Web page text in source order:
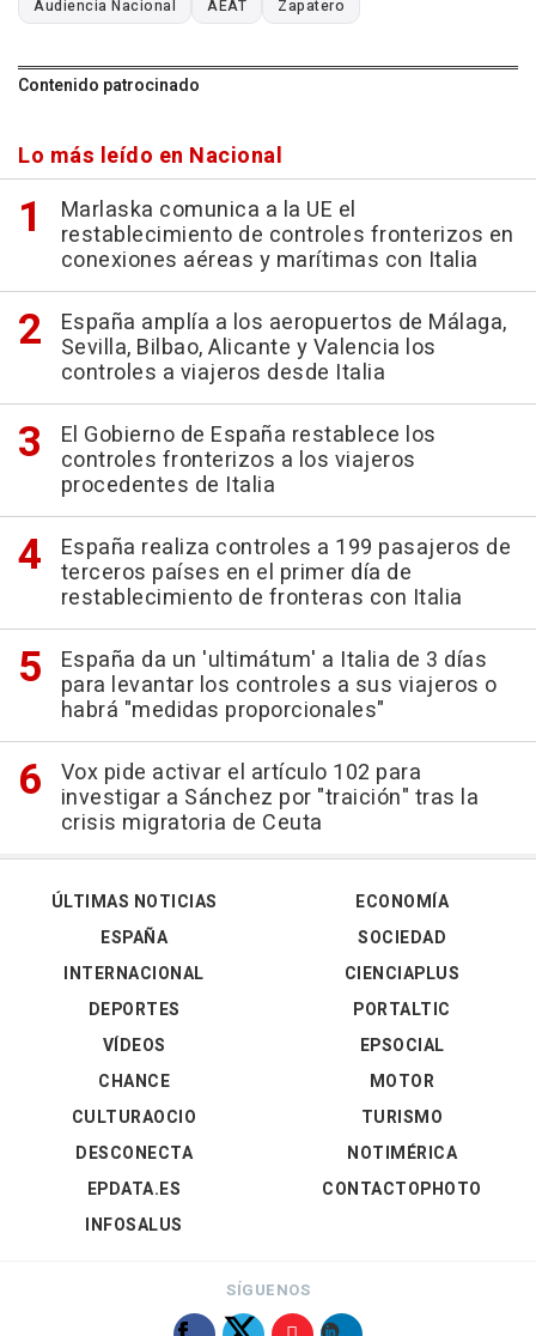
Audiencia Nacional AEAT Zapatero
Contenido patrocinado
Lo más leído en Nacional
Marlaska comunica a la UE el
restablecimiento de controles fronterizos en
conexiones aéreas y marítimas con Italia
España amplía a los aeropuertos de Málaga,
Sevilla, Bilbao, Alicante y Valencia los
controles a viajeros desde Italia
El Gobierno de España restablece los
controles fronterizos a los viajeros
procedentes de Italia
España realiza controles a 199 pasajeros de
terceros países en el primer día de
restablecimiento de fronteras con Italia
España da un 'ultimátum' a Italia de 3 días
para levantar los controles a sus viajeros o
habrá "medidas proporcionales"
Vox pide activar el artículo 102 para
investigar a Sánchez por "traición" tras la
crisis migratoria de Ceuta
ÚLTIMAS NOTICIAS
ESPAÑA
INTERNACIONAL
DEPORTES
VÍDEOS
ECONOMÍA
SOCIEDAD
CIENCIAPLUS
PORTALTIC
EPSOCIAL
CHANCE
CULTURAOCIO
DESCONECTA
EPDATA.ES
INFOSALUS
MOTOR
TURISMO
NOTIMÉRICA
CONTACTOPHOTO
SÍGUENOS